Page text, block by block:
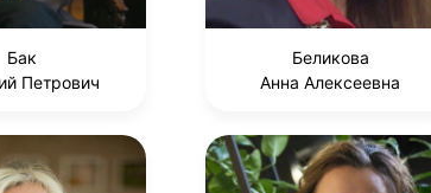
Бак
Петрович
Беликова
Анна Алексеевна